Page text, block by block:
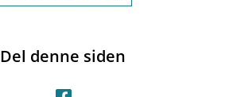
Del denne siden